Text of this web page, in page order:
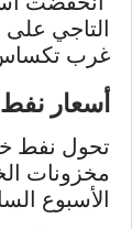
التاجي
غرب
أسعار
تحول نفط
الأسبوع